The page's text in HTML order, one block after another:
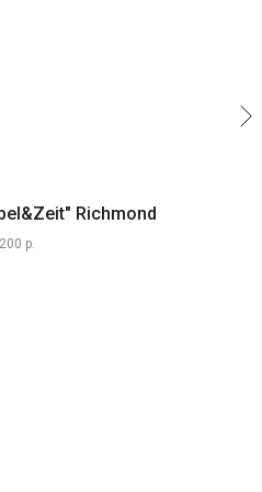
Richmond
р.